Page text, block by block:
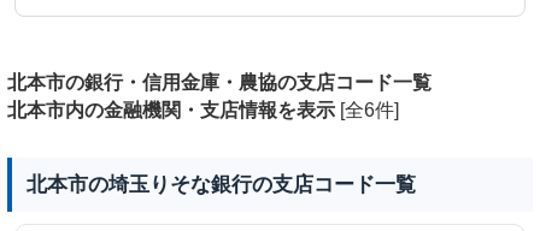
北本市の銀行・信用金庫・農協の支店コード一覧
北本市内の金融機関・支店情報を表示 [全6件]
北本市の埼玉りそな銀行の支店コード一覧